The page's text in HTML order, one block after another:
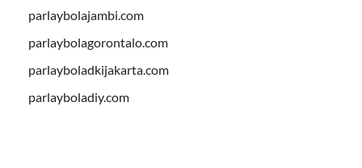
parlaybolajambi.com
parlaybolagorontalo.com
parlayboladkijakarta.com
parlayboladiy.com